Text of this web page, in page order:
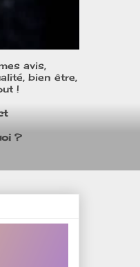
avis,
bien être,
!
?